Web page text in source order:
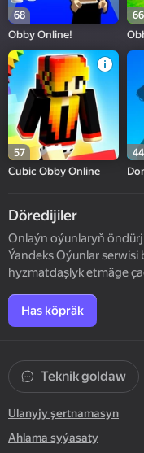
68
Obby Online!
66
57
Cubic Obby Online
44
Döredijiler
Onlaýn oýunlaryň
Ýandeks Oýunlar serwisi
hyzmatdaşlyk etmäge
Has köpräk
Ulanyjy şertnamasyn
Ahlama syýasaty
Teknik goldaw